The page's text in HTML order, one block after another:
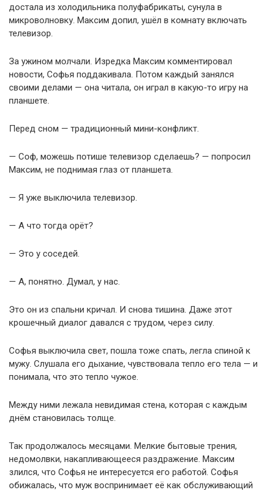
достала из холодильника полуфабрикаты, сунула в
микроволновку. Максим допил, ушёл в комнату включать
телевизор.
За ужином молчали. Изредка Максим комментировал
новости, Софья поддакивала. Потом каждый занялся
своими делами — она читала, он играл в какую-то игру на
планшете.
Перед сном — традиционный мини-конфликт.
— Соф, можешь потише телевизор сделаешь? — попросил
Максим, не поднимая глаз от планшета.
— Я уже выключила телевизор.
— А что тогда орёт?
— Это у соседей.
— А, понятно. Думал, у нас.
Это он из спальни кричал. И снова тишина. Даже этот
крошечный диалог давался с трудом, через силу.
Софья выключила свет, пошла тоже спать, легла спиной к
мужу. Слушала его дыхание, чувствовала тепло его тела — и
понимала, что это тепло чужое.
Между ними лежала невидимая стена, которая с каждым
днём становилась толще.
Так продолжалось месяцами. Мелкие бытовые трения,
недомолвки, накапливающееся раздражение. Максим
злился, что Софья не интересуется его работой. Софья
обижалась, что муж воспринимает её как обслуживающий